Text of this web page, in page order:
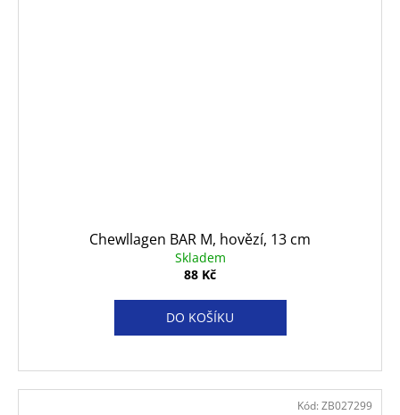
Chewllagen BAR M, hovězí, 13 cm
Skladem
88 Kč
DO KOŠÍKU
Kód: ZB027299